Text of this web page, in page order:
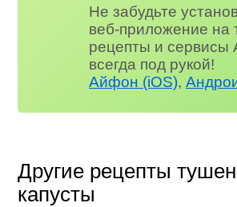
Не забудьте
веб-приложение на
рецепты и сервисы
всегда под рукой!
Айфон (iOS),
Другие рецепты
капусты